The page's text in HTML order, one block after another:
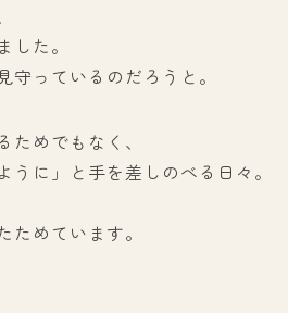
た。
っているのだろうと。
めでもなく、
に」と手を差しのべる日々。
めています。